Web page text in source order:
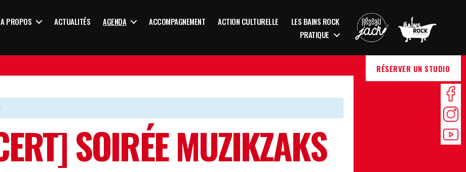
A PROPOS ACTUALITÉS AGENDA ACCOMPAGNEMENT ACTION CULTURELLE
LES BAINS ROCK
PRATIQUE
RÉSERVER UN STUDIO
SOIRÉE MUZIKZAKS